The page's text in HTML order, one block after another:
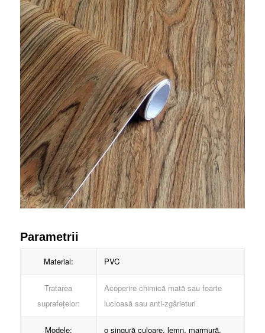
Parametrii
Material: PVC
Tratarea
suprafețelor:
Acoperire chimică mată sau foarte
lucioasă sau anti-zgârieturi
Modele:
o singură culoare, lemn, marmură,